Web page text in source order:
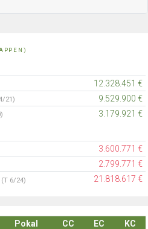
12.328.451 €
21)
9.529.900 €
3.179.921 €
3.600.771 €
2.799.771 €
(T 6/24) 21.818.617 €
Pokal CC EC
KC